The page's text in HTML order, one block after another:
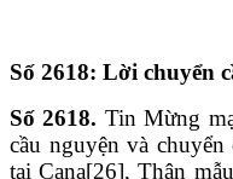
Số 2618: Lời chuyển
Số 2618. Tin Mừng
cầu nguyện và
tại Cana[26], Thân